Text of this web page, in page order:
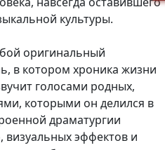
культуры.
оригинальный
в котором хроника жизни
голосами родных,
которыми он делился в
драматургии
визуальных эффектов и